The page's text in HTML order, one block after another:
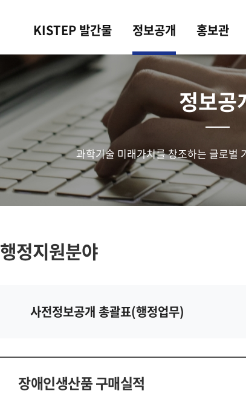
KISTEP 발간물 정보공개 홍보관
정보공
과학기술 미래가치를 창조하는 글로벌
행정지원분야
사전정보공개 총괄표(행정업무)
장애인생산품 구매실적